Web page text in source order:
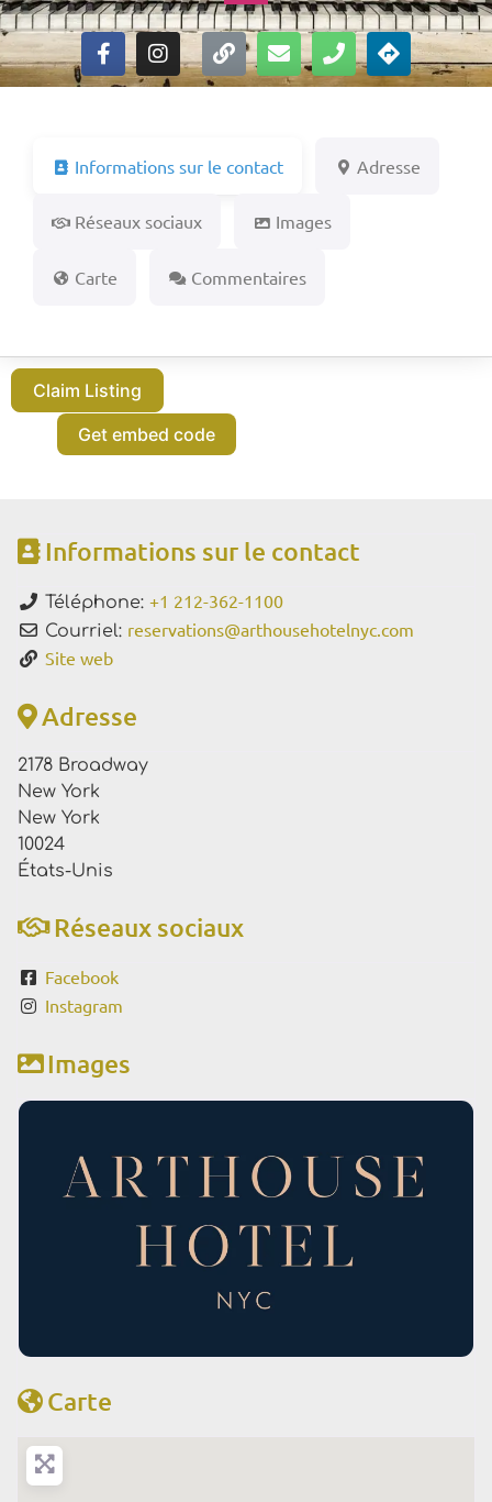
Informations sur le contact Adresse
Réseaux sociaux Images
Carte Commentaires
Claim Listing
Get embed code
Informations sur le contact
Téléphone: +1 212-362-1100
Courriel: reservations@arthousehotelnyc.com
Site web
Adresse
2178 Broadway
New York
New York
10024
États-Unis
Réseaux sociaux
Facebook
Instagram
Images
Carte